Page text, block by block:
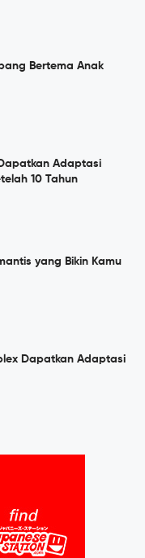
Bertema Anak
Adaptasi
10 Tahun
yang Bikin Kamu
Dapatkan Adaptasi